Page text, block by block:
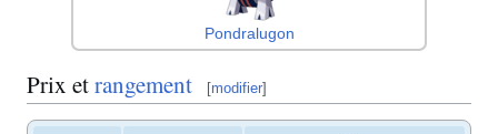
Pondralugon
Prix etrangement [modifier]